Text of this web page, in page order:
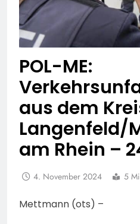
POL-ME:
aus dem
Langenfeld/
am Rhein –
4. November 2024 5
Mettmann (ots) –